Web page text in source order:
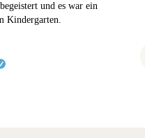
und es war ein
Kindergarten.